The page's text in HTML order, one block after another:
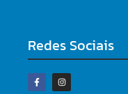
Redes Sociais